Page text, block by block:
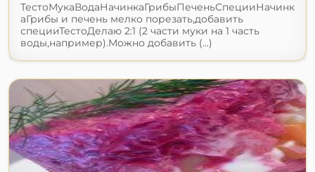
ТестоМукаВодаНачинкаГрибыПеченьСпецииНачинк
аГрибы и печень мелко порезать,добавить
специиТестоДелаю 2:1 (2 части муки на 1 часть
воды,например).Можно добавить (...)